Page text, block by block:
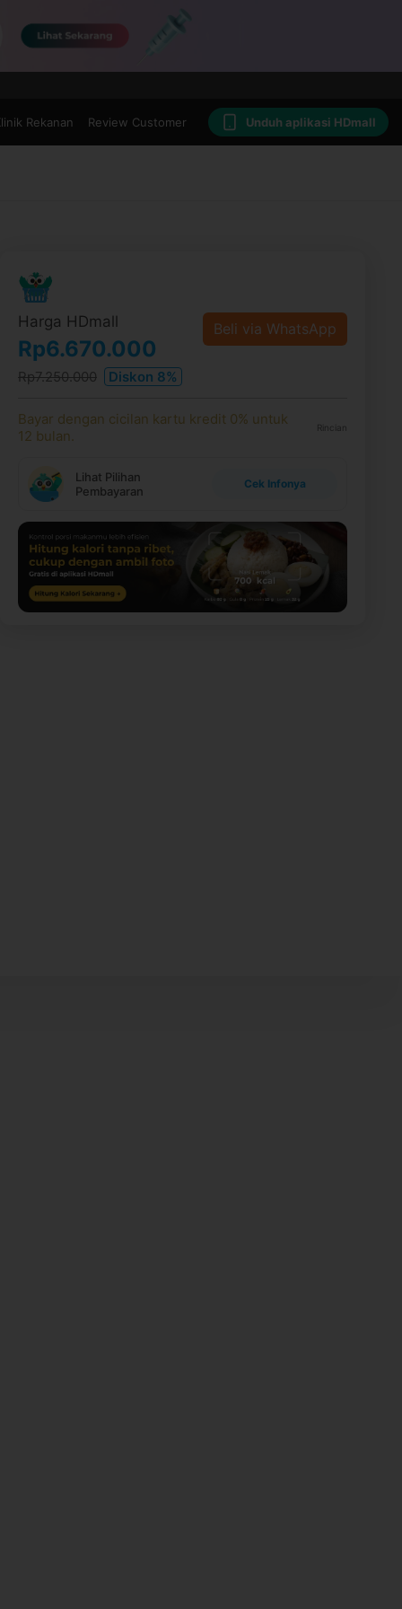
Rekanan Review Customer Unduh aplikasi HDmall
Harga HDmall
Rp6.670.000
Rp7.250.000 Diskon 8%
Beli via WhatsApp
Bayar dengan cicilan kartu kredit 0% untuk
12 bulan.
Rincian
Lihat Pilihan
Pembayaran
Cek Infonya